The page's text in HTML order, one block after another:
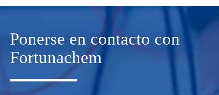
Ponerse en contacto con
Fortunachem